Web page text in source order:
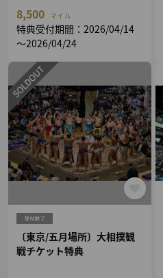
8,500 マイル
特典受付期間：2026/04/14
～2026/04/24
〔東京/五月場所〕大相撲観
戦チケット特典